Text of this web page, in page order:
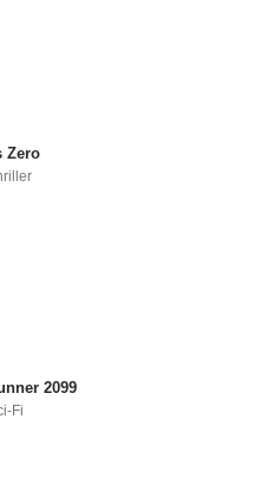
Zero
2099
Fi